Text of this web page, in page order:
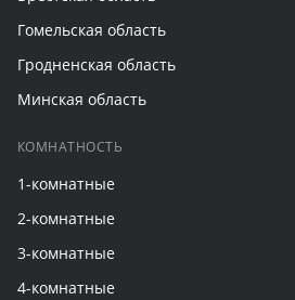
Гомельская область
Гродненская область
Минская область
КОМНАТНОСТЬ
1-комнатные
2-комнатные
3-комнатные
4-комнатные